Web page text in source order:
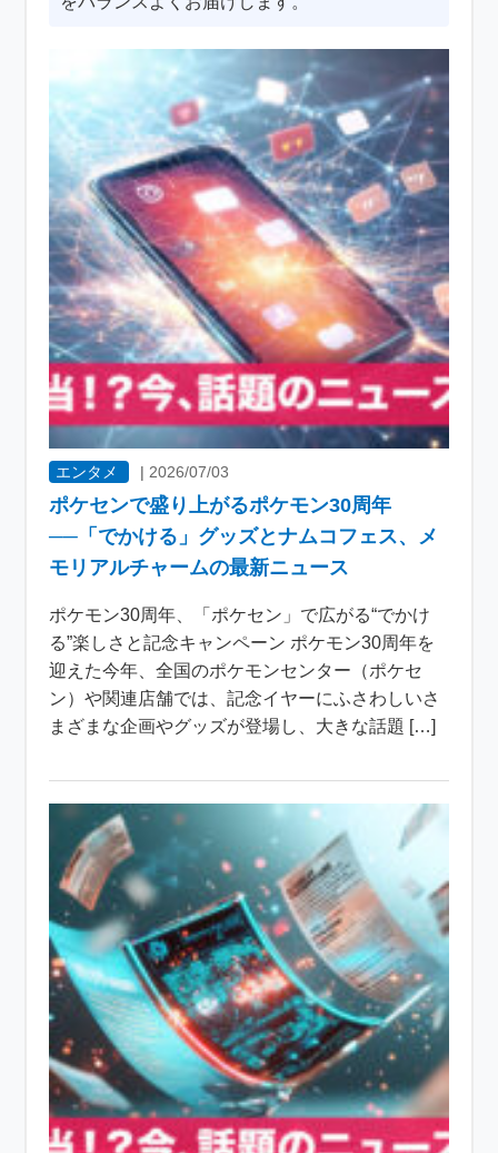
エンタメ | 2026/07/03
ポケセンで盛り上がるポケモン30周年
──「でかける」グッズとナムコフェス、メ
モリアルチャームの最新ニュース
ポケモン30周年、「ポケセン」で広がる“でかけ
る”楽しさと記念キャンペーン ポケモン30周年を
迎えた今年、全国のポケモンセンター（ポケセ
ン）や関連店舗では、記念イヤーにふさわしいさ
まざまな企画やグッズが登場し、大きな話題 […]